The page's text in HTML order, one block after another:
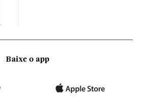
Baixe o app